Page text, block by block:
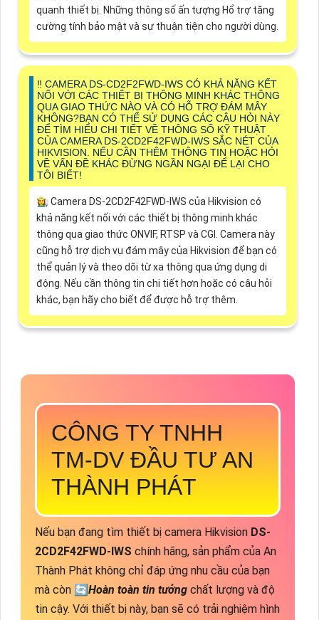
quanh thiết bị. Những thông số ấn tượng Hổ trợ tăng
cường tính bảo mật và sự thuận tiện cho người dùng.
‼️ CAMERA DS-CD2F2FWD-IWS CÓ KHẢ NĂNG KẾT
NỐI VỚI CÁC THIẾT BỊ THÔNG MINH KHÁC THÔNG
QUA GIAO THỨC NÀO VÀ CÓ HỖ TRỢ ĐÁM MÂY
KHÔNG?BẠN CÓ THỂ SỬ DỤNG CÁC CÂU HỎI NÀY
ĐỂ TÌM HIỂU CHI TIẾT VỀ THÔNG SỐ KỸ THUẬT
CỦA CAMERA DS-2CD2F42FWD-IWS SẮC NÉT CỦA
HIKVISION. NẾU CẦN THÊM THÔNG TIN HOẶC HỎI
VỀ VẤN ĐỀ KHÁC ĐỪNG NGẦN NGẠI ĐỂ LẠI CHO
TÔI BIẾT!
👩‍🌾 Camera DS-2CD2F42FWD-IWS của Hikvision có
khả năng kết nối với các thiết bị thông minh khác
thông qua giao thức ONVIF, RTSP và CGI. Camera này
cũng hỗ trợ dịch vụ đám mây của Hikvision để bạn có
thể quản lý và theo dõi từ xa thông qua ứng dụng di
động. Nếu cần thông tin chi tiết hơn hoặc có câu hỏi
khác, bạn hãy cho biết để được hỗ trợ thêm.
CÔNG TY TNHH
TM-DV ĐẦU TƯ AN
THÀNH PHÁT
Nếu bạn đang tìm thiết bị camera Hikvision DS-
2CD2F42FWD-IWS chính hãng, sản phẩm của An
Thành Phát không chỉ đáp ứng nhu cầu của bạn
mà còn 🔄Hoàn toàn tin tưởng chất lượng và độ
tin cậy. Với thiết bị này, bạn sẽ có trải nghiệm hình